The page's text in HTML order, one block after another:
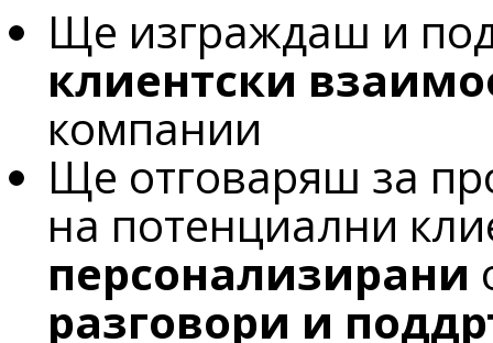
Ще изграждаш и
клиентски
компании
Ще отговаряш за
на потенциални
персонализирани
разговори и